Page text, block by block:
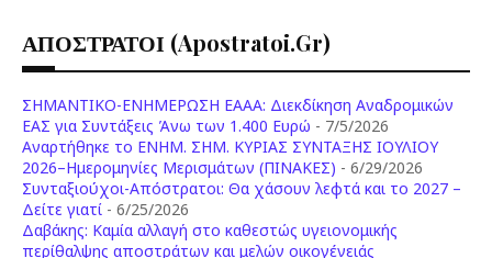
ΑΠΟΣΤΡΑΤΟΙ (apostratoi.gr)
ΣΗΜΑΝΤΙΚΟ-ΕΝΗΜΕΡΩΣΗ ΕΑΑΑ: Διεκδίκηση Αναδρομικών
ΕΑΣ για Συντάξεις Άνω των 1.400 Ευρώ - 7/5/2026
Aναρτήθηκε το ENHM. ΣΗΜ. ΚΥΡΙΑΣ ΣΥΝΤΑΞΗΣ ΙΟΥΛΙΟΥ
2026–Ημερομηνίες Μερισμάτων (ΠΙΝΑΚΕΣ) - 6/29/2026
Συνταξιούχοι-Απόστρατοι: Θα χάσουν λεφτά και το 2027 –
Δείτε γιατί - 6/25/2026
Δαβάκης: Καμία αλλαγή στο καθεστώς υγειονομικής
περίθαλψης αποστράτων και μελών οικογένειάς